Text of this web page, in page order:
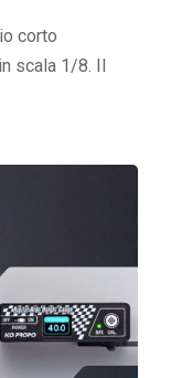
corto
scala 1/8. Il